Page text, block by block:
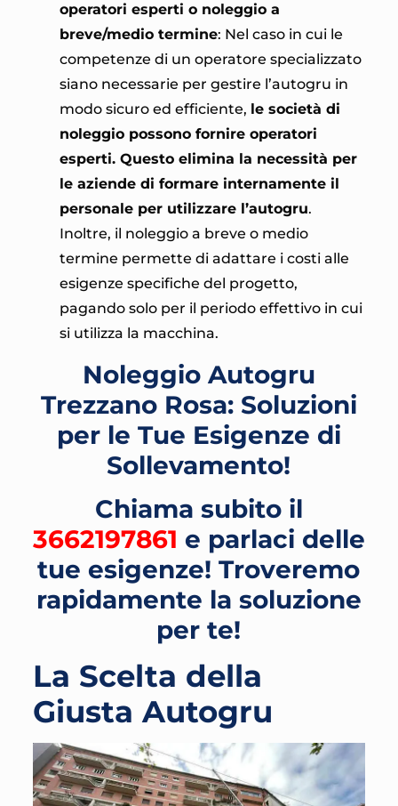
operatori esperti o noleggio a
breve/medio termine: Nel caso in cui le
competenze di un operatore specializzato
siano necessarie per gestire l’autogru in
modo sicuro ed efficiente, le società di
noleggio possono fornire operatori
esperti. Questo elimina la necessità per
le aziende di formare internamente il
personale per utilizzare l’autogru.
Inoltre, il noleggio a breve o medio
termine permette di adattare i costi alle
esigenze specifiche del progetto,
pagando solo per il periodo effettivo in cui
si utilizza la macchina.
Noleggio Autogru
Trezzano Rosa: Soluzioni
per le Tue Esigenze di
Sollevamento!
Chiama subito il
3662197861 e parlaci delle
tue esigenze! Troveremo
rapidamente la soluzione
per te!
La Scelta della
Giusta Autogru